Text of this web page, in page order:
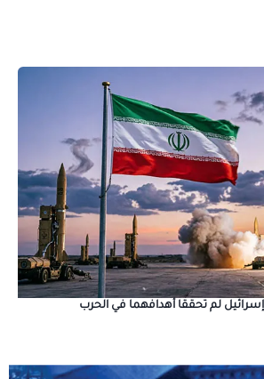
وإسرائيل لم تحققا أهدافهما في الحرب